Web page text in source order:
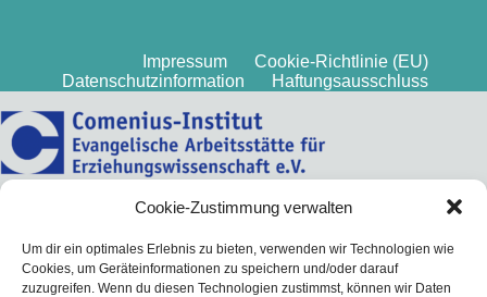
Cookie-Zustimmung verwalten
Um dir ein optimales Erlebnis zu bieten, verwenden wir Technologien wie
Cookies, um Geräteinformationen zu speichern und/oder darauf
zuzugreifen. Wenn du diesen Technologien zustimmst, können wir Daten
Impressum
Cookie-Richtlinie (EU)
Datenschutzinformation
Haftungsausschluss